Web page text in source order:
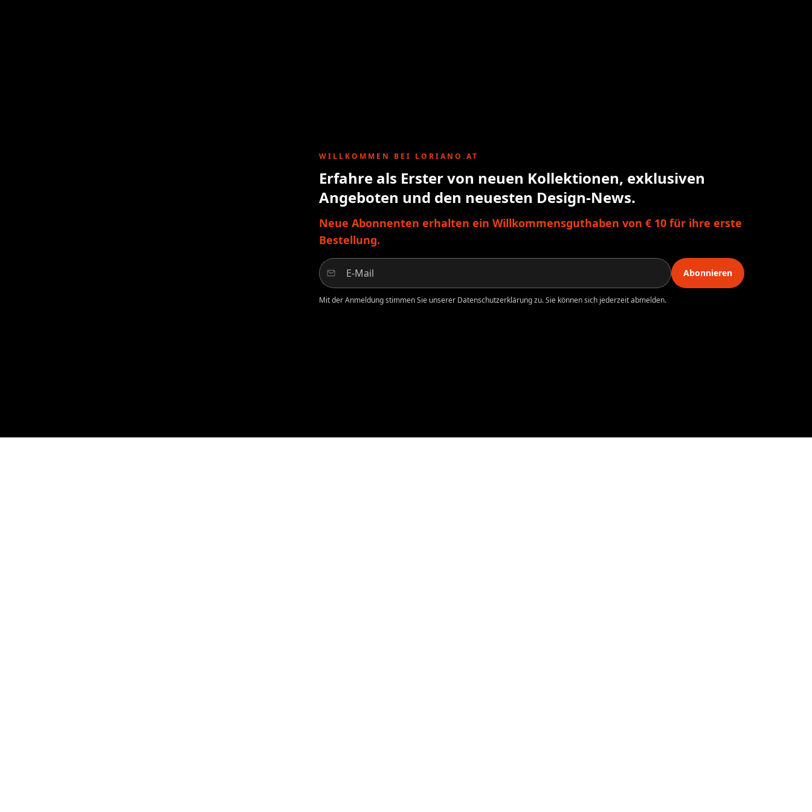
WILLKOMMEN BEI LORIANO.AT
Erfahre als Erster von neuen Kollektionen, exklusiven
Angeboten und den neuesten Design-News.
Neue Abonnenten erhalten ein Willkommensguthaben von € 10 für ihre erste
Bestellung.
Abonnieren
Mit der Anmeldung stimmen Sie unserer Datenschutzerklärung zu. Sie können sich jederzeit abmelden.